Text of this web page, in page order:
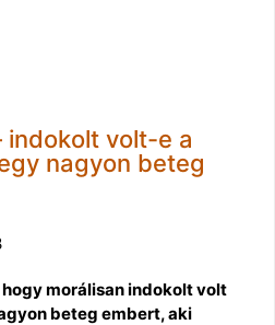
indokolt volt-e a
nagyon beteg
morálisan indokolt volt
beteg embert, aki